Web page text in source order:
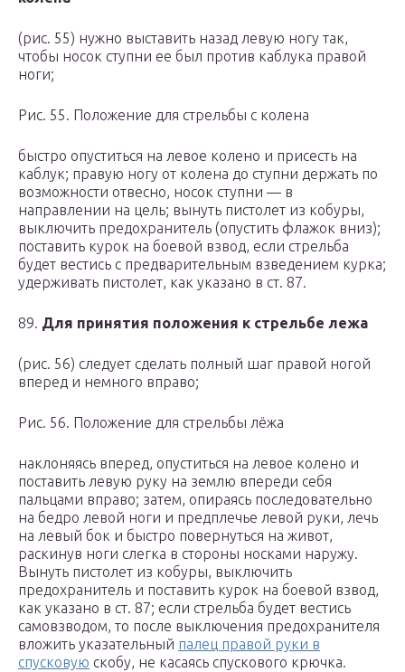
(рис. 55) нужно выставить назад левую ногу так,
чтобы носок ступни ее был против каблука правой
ноги;
Рис. 55. Положение для стрельбы с колена
быстро опуститься на левое колено и присесть на
каблук; правую ногу от колена до ступни держать по
возможности отвесно, носок ступни — в
направлении на цель; вынуть пистолет из кобуры,
выключить предохранитель (опустить флажок вниз);
поставить курок на боевой взвод, если стрельба
будет вестись с предварительным взведением курка;
удерживать пистолет, как указано в ст. 87.
89. Для принятия положения к стрельбе лежа
(рис. 56) следует сделать полный шаг правой ногой
вперед и немного вправо;
Рис. 56. Положение для стрельбы лёжа
наклоняясь вперед, опуститься на левое колено и
поставить левую руку на землю впереди себя
пальцами вправо; затем, опираясь последовательно
на бедро левой ноги и предплечье левой руки, лечь
на левый бок и быстро повернуться на живот,
раскинув ноги слегка в стороны носками наружу.
Вынуть пистолет из кобуры, выключить
предохранитель и поставить курок на боевой взвод,
как указано в ст. 87; если стрельба будет вестись
самовзводом, то после выключения предохранителя
вложить указательный палец правой руки в
спусковую скобу, не касаясь спускового крючка.